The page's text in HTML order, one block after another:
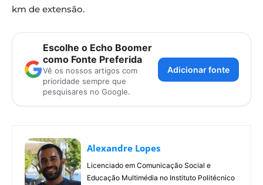
km de extensão.
Escolhe o Echo Boomer
como Fonte Preferida
Vê os nossos artigos com
prioridade sempre que
pesquisares no Google.
Adicionar fonte
Alexandre Lopes
Licenciado em Comunicação Social e
Educação Multimédia no Instituto Politécnico